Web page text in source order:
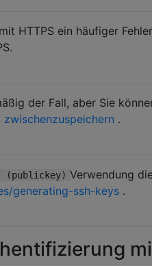
HTTPS ein häufiger
der Fall, aber Sie
.
(publickey) Verwendung
generating-ssh-keys .